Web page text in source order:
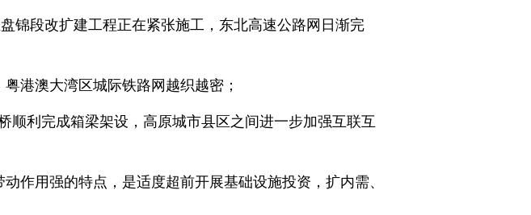
段改扩建工程正在紧张施工，东北高速公路网日渐完
港澳大湾区城际铁路网越织越密；
利完成箱梁架设，高原城市县区之间进一步加强互联互
作用强的特点，是适度超前开展基础设施投资，扩内需、